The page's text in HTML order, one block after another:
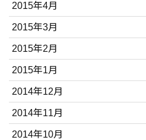
2015年4月
2015年3月
2015年2月
2015年1月
2014年12月
2014年11月
2014年10月